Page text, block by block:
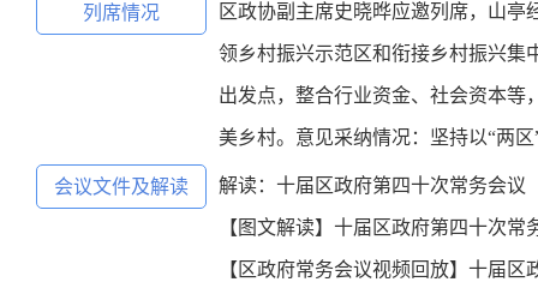
列席情况 区政协副主席史晓晔应邀列席，山
领乡村振兴示范区和衔接乡村振兴集
出发点，整合行业资金、社会资本等
美乡村。意见采纳情况：坚持以“两
会议文件及解读 解读：十届区政府第四十次常务会议
【图文解读】十届区政府第四十次常
【区政府常务会议视频回放】十届区